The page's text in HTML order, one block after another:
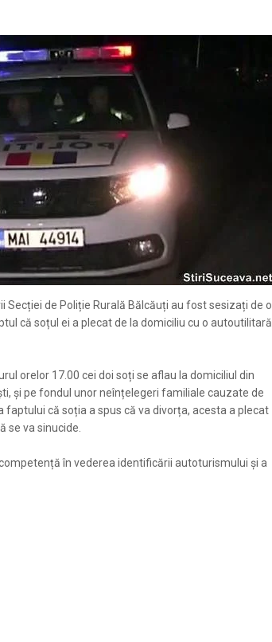
Secției de Poliție Rurală Bălcăuți au fost sesizați de o
că soțul ei a plecat de la domiciliu cu o autoutilitară
orelor 17.00 cei doi soți se aflau la domiciliul din
și pe fondul unor neînțelegeri familiale cauzate de
că soția a spus că va divorța, acesta a plecat
se va sinucide.
în vederea identificării autoturismului și a